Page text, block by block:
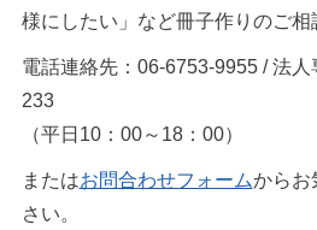
様にしたい」など冊子作りのご相
電話連絡先：06-6753-9955 / 法
233
（平日10：00～18：00）
またはお問合わせフォームからお
さい。